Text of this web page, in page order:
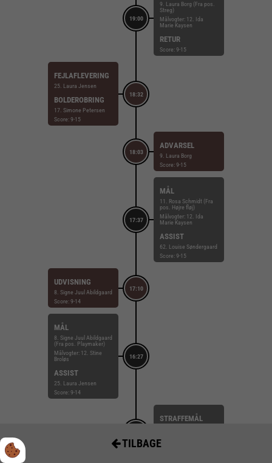
19:00
9. Laura Borg (Fra pos.
Streg)
Målvogter: 12. Ida
Marie Kaysen
RETUR
Score: 9-15
18:32
FEJLAFLEVERING
25. Laura Jensen
BOLDEROBRING
17. Simone Petersen
Score: 9-15
18:03
ADVARSEL
9. Laura Borg
Score: 9-15
17:37
MÅL
11. Rosa Schmidt (Fra
pos. Højre fløj)
Målvogter: 12. Ida
Marie Kaysen
ASSIST
62. Louise Søndergaard
Score: 9-15
17:10
UDVISNING
8. Signe Juul Abildgaard
Score: 9-14
16:27
MÅL
8. Signe Juul Abildgaard
(Fra pos. Playmaker)
Målvogter: 12. Stine
Broløs
ASSIST
25. Laura Jensen
Score: 9-14
STRAFFEMÅL
Marie Kaysen
TILBAGE